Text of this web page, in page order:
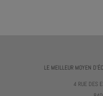
LE MEILLEUR MOYEN
4 RUE DES